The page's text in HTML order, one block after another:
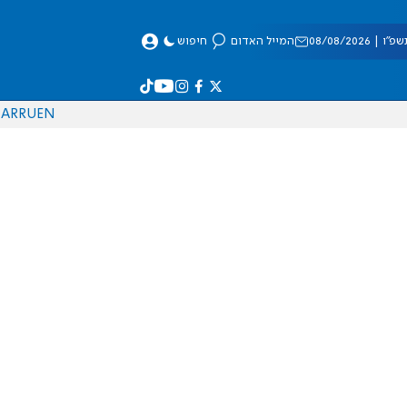
08/2026 המייל האדום חיפוש
EN
RU
AR